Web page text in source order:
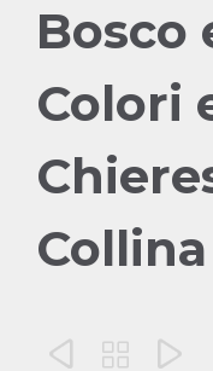
Bosco
Colori
  